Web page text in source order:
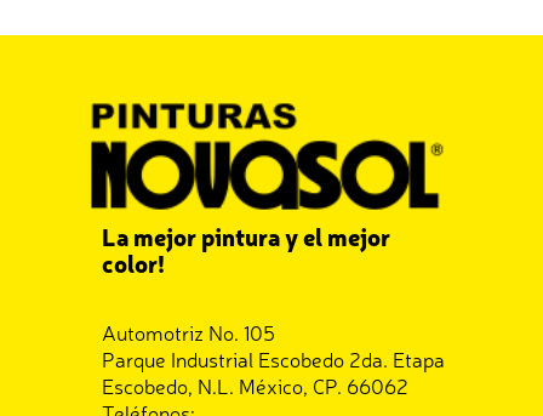
La mejor pintura y el mejor
color!
Automotriz No. 105
Parque Industrial Escobedo 2da. Etapa
Escobedo, N.L. México, CP. 66062